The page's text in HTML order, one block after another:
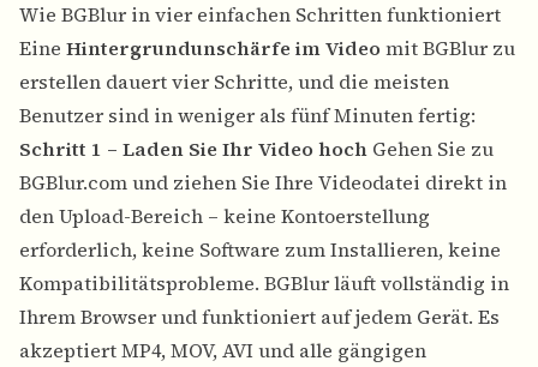
Wie BGBlur in vier einfachen Schritten funktioniert
Eine Hintergrundunschärfe im Video mit BGBlur zu
erstellen dauert vier Schritte, und die meisten
Benutzer sind in weniger als fünf Minuten fertig:
Schritt 1 – Laden Sie Ihr Video hoch Gehen Sie zu
BGBlur.com und ziehen Sie Ihre Videodatei direkt in
den Upload-Bereich – keine Kontoerstellung
erforderlich, keine Software zum Installieren, keine
Kompatibilitätsprobleme. BGBlur läuft vollständig in
Ihrem Browser und funktioniert auf jedem Gerät. Es
akzeptiert MP4, MOV, AVI und alle gängigen